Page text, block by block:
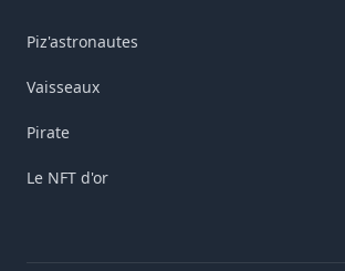
Piz'astronautes
Vaisseaux
Pirate
Le NFT d'or